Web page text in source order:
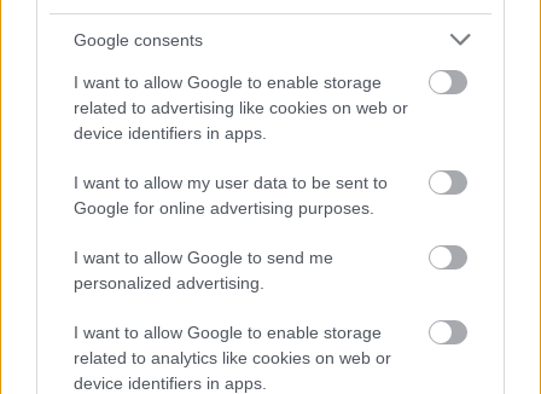
Google consents
I want to allow Google to enable storage
related to advertising like cookies on web or
device identifiers in apps.
I want to allow my user data to be sent to
Google for online advertising purposes.
I want to allow Google to send me
personalized advertising.
I want to allow Google to enable storage
related to analytics like cookies on web or
device identifiers in apps.
Hallgasd meg a Formula Podcast
legfrissebb adását!
Kövess minket a Facebookon